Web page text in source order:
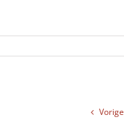
Vorige